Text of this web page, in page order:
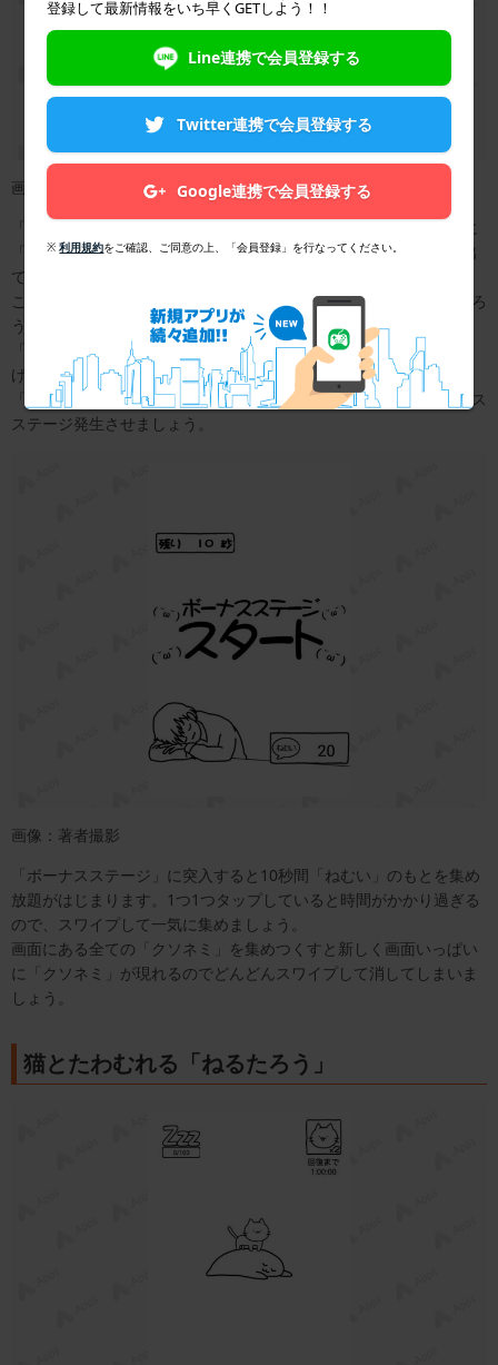
画像：著者撮影
「ねるたろう」の睡眠環境の快適さをアップさせていると、たまに
「ボーナスステージ」を発生させることができるとメッセージが出
てきます。
このメッセージをタップすると「LINE」か「Twitter」で「ねるたろ
う」のことを「クソネミ」とシェアして欲しいとせがまれます。
「シェアしていただけます…？」とねるたろうに頼まれるとしてあ
げたくなってしまいます。
「LINE」か「Twitter」のどちらかでいいのでシェアをしてボーナス
ステージ発生させましょう。
画像：著者撮影
「ボーナスステージ」に突入すると10秒間「ねむい」のもとを集め
放題がはじまります。1つ1つタップしていると時間がかかり過ぎる
ので、スワイプして一気に集めましょう。
画面にある全ての「クソネミ」を集めつくすと新しく画面いっぱい
に「クソネミ」が現れるのでどんどんスワイプして消してしまいま
しょう。
猫とたわむれる「ねるたろう」
登録して最新情報をいち早くGETしよう！！
Line連携で会員登録する
Twitter連携で会員登録する
Google連携で会員登録する
※利用規約をご確認、ご同意の上、「会員登録」を行なってください。